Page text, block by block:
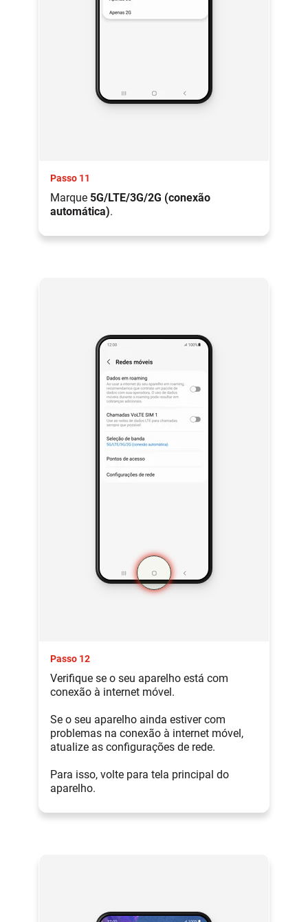
Passo 11
Marque 5G/LTE/3G/2G (conexão
automática).
Passo 12
Verifique se o seu aparelho está com
conexão à internet móvel.
Se o seu aparelho ainda estiver com
problemas na conexão à internet móvel,
atualize as configurações de rede.
Para isso, volte para tela principal do
aparelho.